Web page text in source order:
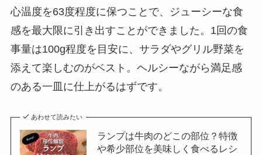
心温度を63度程度に保つことで、ジューシーな食
感を最大限に引き出すことができました。1回の食
事量は100g程度を目安に、サラダやグリル野菜を
添えて楽しむのがベスト。ヘルシーながら満足感
のある一皿に仕上がるはずです。
あわせて読みたい
ランプは牛肉のどこの部位？特徴
や希少部位を美味しく食べるレシ